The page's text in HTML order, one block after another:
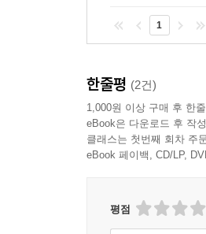
1
한줄평 (2건)
1,000원 이상 구매 후 한
eBook은 다운로드 후 작
클래스는 첫번째 회차 주
eBook 페이백, CD/LP,
평점